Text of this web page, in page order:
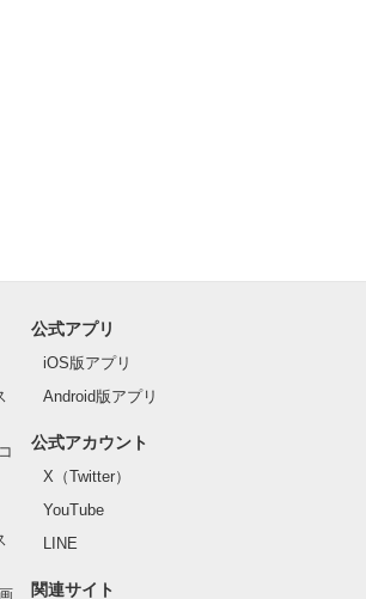
公式アプリ
iOS版アプリ
Android版アプリ
公式アカウント
X（Twitter）
YouTube
LINE
関連サイト